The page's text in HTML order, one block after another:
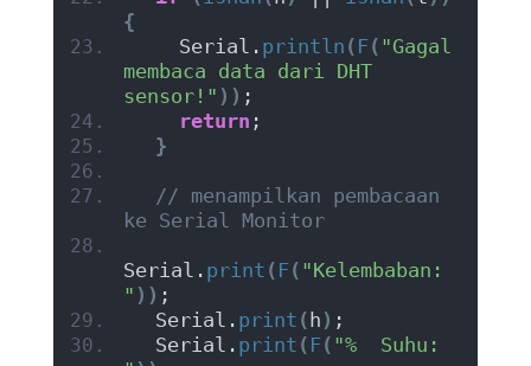
{
    Serial.
println ( F( "Gagal
membaca data dari DHT
sensor!" )) ;
return ;
}
// menampilkan pembacaan
ke Serial Monitor
Serial. print ( F( "Kelembaban:
" )) ;
  Serial.
print ( h ) ;
  Serial.
print ( F( "%  Suhu: